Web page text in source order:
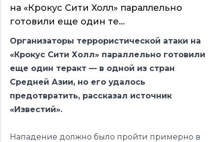
на «Крокус Сити Холл» параллельно
готовили еще один те...
Организаторы террористической атаки на
«Крокус Сити Холл» параллельно готовили
еще один теракт — в одной из стран
Средней Азии, но его удалось
предотвратить, рассказал источник
«Известий».
Нападение должно было пройти примерно в